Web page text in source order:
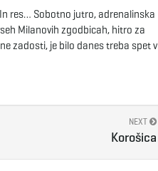
res… Sobotno jutro, adrenalinska
Milanovih zgodbicah, hitro za
zadosti, je bilo danes treba spet v
NEXT
Korošica